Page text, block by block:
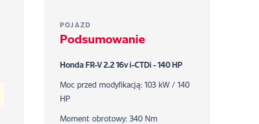
POJAZD
Podsumowanie
Honda FR-V 2.2 16v i-CTDi - 140 HP
Moc przed modyfikacją: 103 kW / 140
HP
Moment obrotowy: 340 Nm